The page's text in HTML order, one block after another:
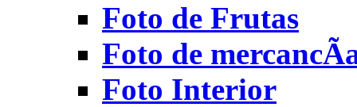
Foto de Frutas
Foto de
Foto Interior